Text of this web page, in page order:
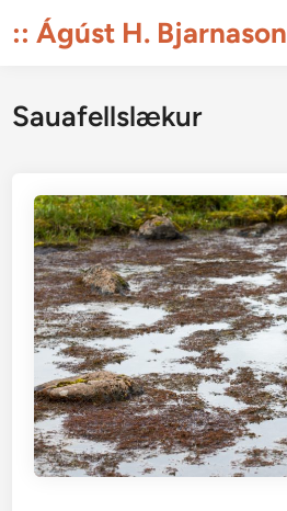
to:: Ágúst H. Bjarnason
Sauafellslækur